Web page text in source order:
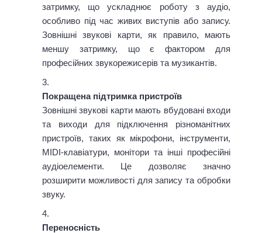
затримку, що ускладнює роботу з аудіо,
особливо під час живих виступів або запису.
Зовнішні звукові карти, як правило, мають
меншу затримку, що є фактором для
професійних звукорежисерів та музикантів.
Покращена підтримка пристроїв
Зовнішні звукові карти мають вбудовані входи
та виходи для підключення різноманітних
пристроїв, таких як мікрофони, інструменти,
MIDI-клавіатури, монітори та інші професійні
аудіоелементи. Це дозволяє значно
розширити можливості для запису та обробки
звуку.
Переносність